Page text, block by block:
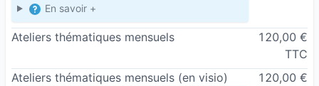
En savoir +
Ateliers thématiques mensuels
120,00 €
TTC
Ateliers thématiques mensuels (en visio)
120,00 €